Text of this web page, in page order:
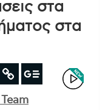
στα
στα